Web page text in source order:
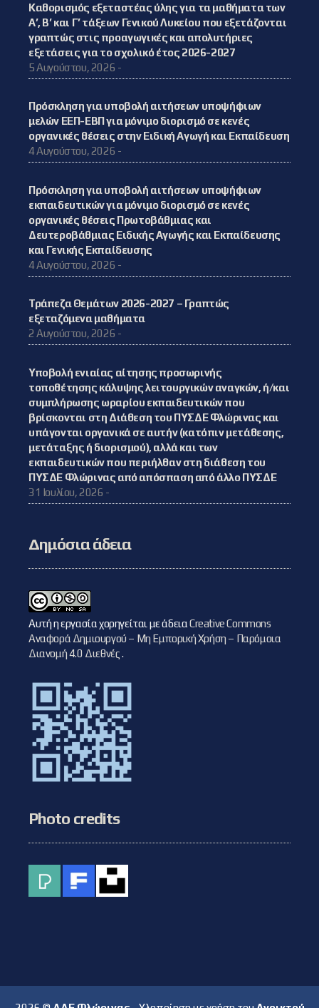
Καθορισμός εξεταστέας ύλης για τα μαθήματα των
Α’, Β’ και Γ’ τάξεων Γενικού Λυκείου που εξετάζονται
γραπτώς στις προαγωγικές και απολυτήριες
εξετάσεις για το σχολικό έτος 2026-2027
5 Αυγούστου, 2026 -
Πρόσκληση για υποβολή αιτήσεων υποψήφιων
μελών ΕΕΠ-ΕΒΠ για μόνιμο διορισμό σε κενές
οργανικές θέσεις στην Ειδική Αγωγή και Εκπαίδευση
4 Αυγούστου, 2026 -
Πρόσκληση για υποβολή αιτήσεων υποψήφιων
εκπαιδευτικών για μόνιμο διορισμό σε κενές
οργανικές θέσεις Πρωτοβάθμιας και
Δευτεροβάθμιας Ειδικής Αγωγής και Εκπαίδευσης
και Γενικής Εκπαίδευσης
4 Αυγούστου, 2026 -
Τράπεζα Θεμάτων 2026-2027 – Γραπτώς
εξεταζόμενα μαθήματα
2 Αυγούστου, 2026 -
Υποβολή ενιαίας αίτησης προσωρινής
τοποθέτησης κάλυψης λειτουργικών αναγκών, ή/και
συμπλήρωσης ωραρίου εκπαιδευτικών που
βρίσκονται στη Διάθεση του ΠΥΣΔΕ Φλώρινας και
υπάγονται οργανικά σε αυτήν (κατόπιν μετάθεσης,
μετάταξης ή διορισμού), αλλά και των
εκπαιδευτικών που περιήλθαν στη διάθεση του
ΠΥΣΔΕ Φλώρινας από απόσπαση από άλλο ΠΥΣΔΕ
31 Ιουλίου, 2026 -
Δημόσια άδεια
Αυτή η εργασία χορηγείται με άδειαCreative Commons
Αναφορά Δημιουργού – Μη Εμπορική Χρήση – Παρόμοια
Διανομή 4.0 Διεθνές.
Photo credits